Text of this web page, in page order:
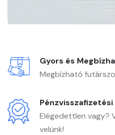
Gyors és
Megbízható
Pénzvisszafizetési
Elégedettlen vagy?
velünk!